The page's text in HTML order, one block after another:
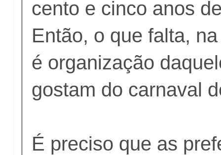
cento e cinco anos
Então, o que falta,
é organização
gostam do carnaval
É preciso que as